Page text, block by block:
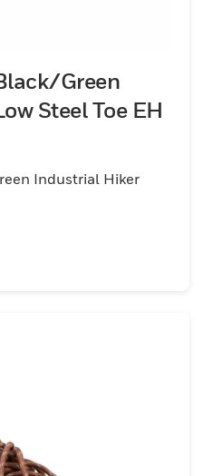
Green
Steel Toe EH
Industrial Hiker